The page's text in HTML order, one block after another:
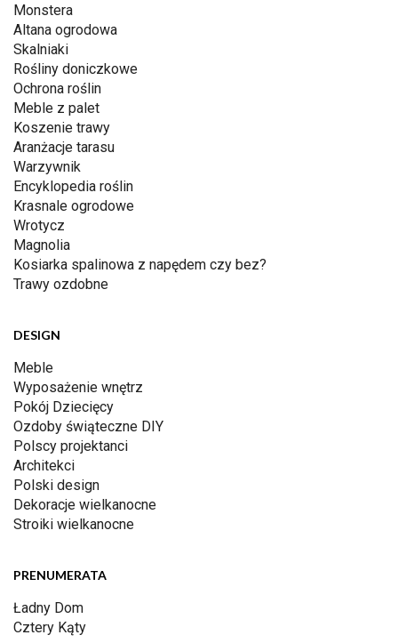
Monstera
Altana ogrodowa
Skalniaki
Rośliny doniczkowe
Ochrona roślin
Meble z palet
Koszenie trawy
Aranżacje tarasu
Warzywnik
Encyklopedia roślin
Krasnale ogrodowe
Wrotycz
Magnolia
Kosiarka spalinowa z napędem czy bez?
Trawy ozdobne
DESIGN
Meble
Wyposażenie wnętrz
Pokój Dziecięcy
Ozdoby świąteczne DIY
Polscy projektanci
Architekci
Polski design
Dekoracje wielkanocne
Stroiki wielkanocne
PRENUMERATA
Ładny Dom
Cztery Kąty